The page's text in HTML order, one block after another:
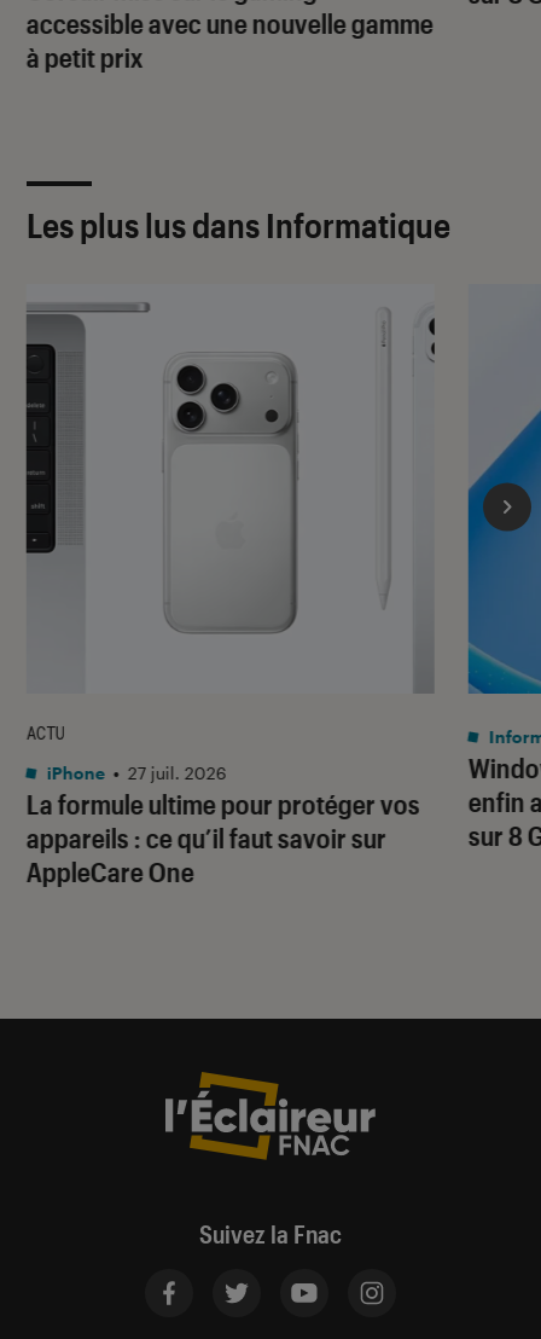
accessible avec une nouvelle gamme
à petit prix
Les plus lus dans Informatique
La formule ultime pour protéger vos
appareils : ce qu’il faut savoir sur
AppleCare One
ACTU
iPhone • 27 juil. 2026
enfin
sur 8
Suivez la Fnac